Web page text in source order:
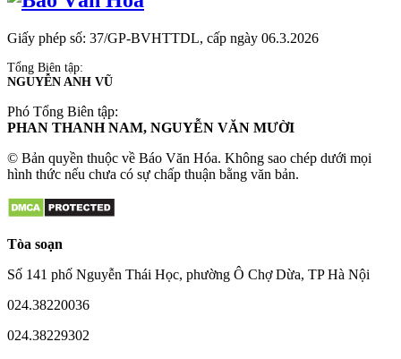
Giấy phép số: 37/GP-BVHTTDL, cấp ngày 06.3.2026
Tổng Biên tập:
NGUYỄN ANH VŨ
Phó Tổng Biên tập:
PHAN THANH NAM, NGUYỄN VĂN MƯỜI
© Bản quyền thuộc về Báo Văn Hóa. Không sao chép dưới mọi
hình thức nếu chưa có sự chấp thuận bằng văn bản.
Tòa soạn
Số 141 phố Nguyễn Thái Học, phường Ô Chợ Dừa, TP Hà Nội
024.38220036
024.38229302